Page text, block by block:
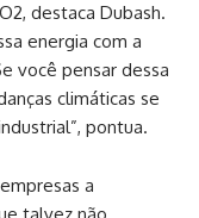
destaca Dubash.
energia com a
você pensar dessa
climáticas se
pontua.
a